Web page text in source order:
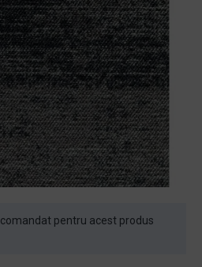
pentru acest produs